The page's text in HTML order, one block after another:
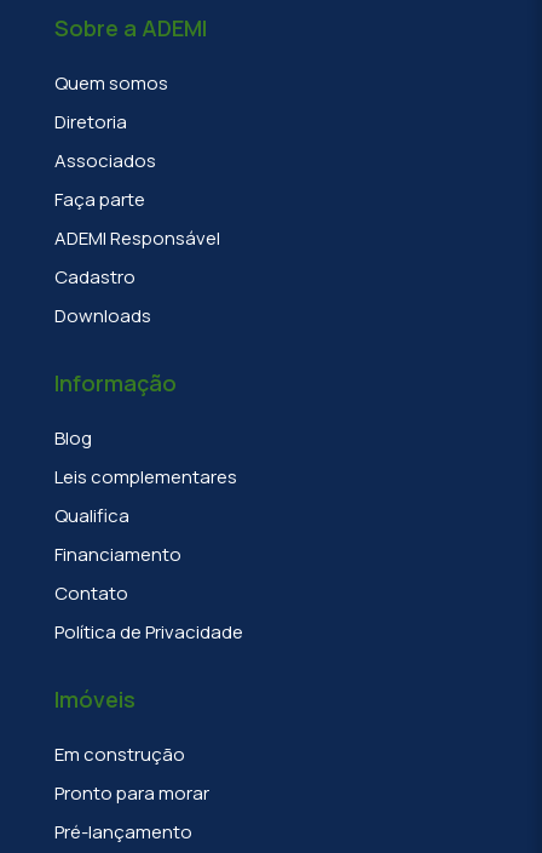
Sobre a ADEMI
Quem somos
Diretoria
Associados
Faça parte
ADEMI Responsável
Cadastro
Downloads
Informação
Blog
Leis complementares
Qualifica
Financiamento
Contato
Política de Privacidade
Imóveis
Em construção
Pronto para morar
Pré-lançamento